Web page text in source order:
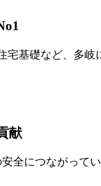
宅基礎など、多
献
全につながって